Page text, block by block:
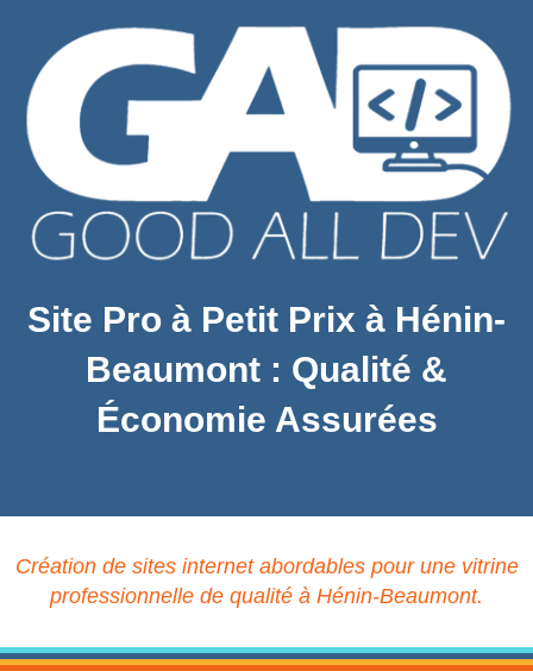
Site Pro à Petit Prix à Hénin-
Beaumont : Qualité &
Économie Assurées
Création de sites internet abordables pour une vitrine
professionnelle de qualité à Hénin-Beaumont.